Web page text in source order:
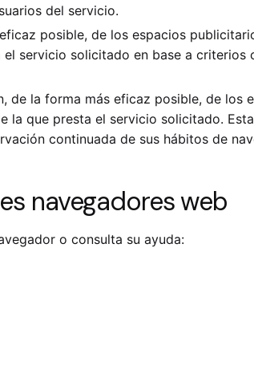
del servicio.
posible, de los espacios
servicio solicitado en base a
de la forma más eficaz posible, de los
que presta el servicio solicitado.
continuada de sus hábitos de
navegadores web
o consulta su ayuda: